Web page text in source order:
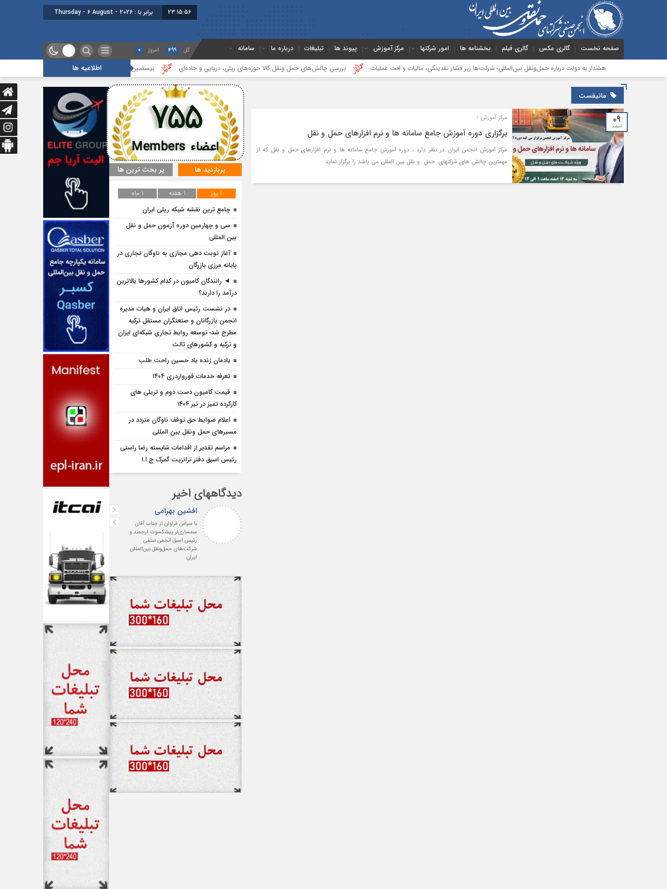
23:15:57 برابر با : Thursday - 6 August - 2026
صفحه نخست گالری عکس گالری فیلم بخشنامه ها امور شرکتها مرکز آموزش پیوند ها تبلیغات درباره ما سامانه کل 499 امروز 0
اطلاعیه ها هشدار به دولت درباره حمل‌ونقل بین‌المللی؛ شرکت‌ها زیر فشار نقدینگی، مالیات و افت عملیات بررسی چالش‌های حمل ونقل کالا حوزه‌های ریلی، دریایی و جاده‌ای بیستمین جلسه بخش فورواردری در انجمن ایران برگزار شد
مانیفست
۰۹
اسفند
مرکز آموزش ؛
برگزاری دوره آموزش جامع سامانه ها و نرم افزارهای حمل و نقل
مرکز آموزش انجمن ایران در نظر دارد ، دوره آموزش جامع سامانه ها و نرم افزارهای حمل و نقل که از
مهمترین چالش های شرکتهای حمل و نقل بین المللی می باشد را برگزار نماید.
اعضاء Members
755
پربازدید ها پر بحث ترین ها
1 روز 1 هفته
1 ماه
جامع ترین نقشه شبکه ریلی ایران
سی و چهارمین دوره آزمون حمل و نقل
بین المللی
آغاز نوبت دهی مجازی به ناوگان تجاری در
پایانه مرزی بازرگان
◄ رانندگان کامیون در کدام کشورها بالاترین
درآمد را دارند؟
در نشست رئیس اتاق ایران و هیات مدیره
انجمن بازرگانان و صنعتگران مستقل ترکیه
مطرح شد؛ توسعه روابط تجاری شبکه‌ای ایران
و ترکیه و کشورهای ثالث
یادمان زنده یاد حسین راحت طلب
تعرفه خدمات فورواردری ۱۴۰4
قیمت کامیون دست دوم و تریلی‌ های
کارکرده تمیز در تیر ۱۴۰۴
اعلام ضوابط حق توقف ناوگان متردد در
مسيرهاى حمل ونقل بين المللى
مراسم تقدیر از اقدامات شایسته رضا راستی
رئیس اسبق دفتر ترانزیت گمرک ج.ا.ا
دیدگاههای اخیر
واعظی افشین بهرامی
با سپاس فراوان از جناب آقای
سمساری‌لر پیشکسوت ارجمند و
رئیس اسبق انجمن صنفی
شرکت‌های حمل‌ونقل بین‌المللی
ایران